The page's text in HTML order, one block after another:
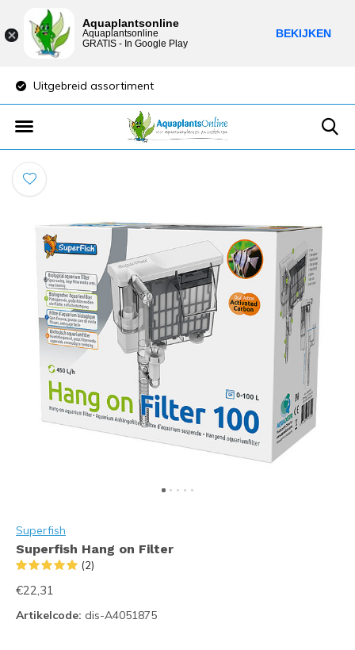
Uitgebreid assortiment
Superfish
Superfish Hang on Filter
(2)
€22,31
Artikelcode: dis-A4051875
Aquaplantsonline
Aquaplantsonline
GRATIS - In Google Play
BEKIJKEN